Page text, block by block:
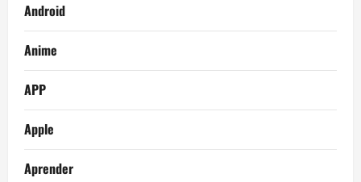
Android
Anime
APP
Apple
Aprender